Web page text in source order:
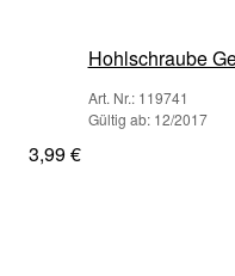
Hohlschraube
Art. Nr.: 119741
Gültig ab: 12/2017
3,99 €